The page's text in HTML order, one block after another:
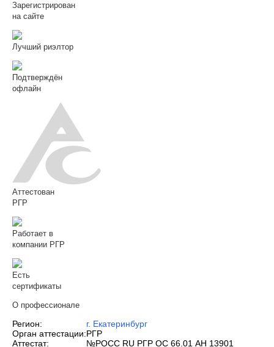
Зарегистрирован
на сайте
Лучший риэлтор
Подтверждён
офлайн
Аттестован
РГР
Работает в
компании РГР
Есть
сертификаты
О профессионале
Регион:
г. Екатеринбург
Орган аттестации:РГР
Аттестат:
№РОСС RU РГР ОС 66.01 АН 13901